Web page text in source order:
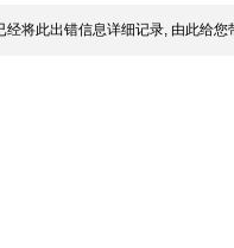
经将此出错信息详细记录, 由此给您